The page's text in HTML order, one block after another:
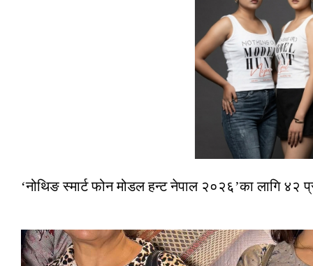
‘नोथिङ स्मार्ट फोन मोडल हन्ट नेपाल २०२६’का लागि ४२